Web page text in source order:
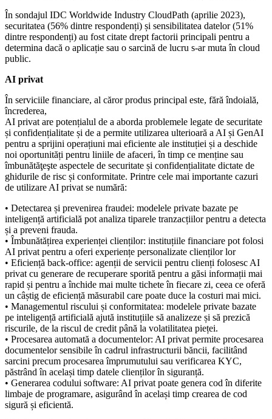
În sondajul IDC Worldwide Industry CloudPath (aprilie 2023),
securitatea (56% dintre respondenți) și sensibilitatea datelor (51%
dintre respondenți) au fost citate drept factorii principali pentru a
determina dacă o aplicație sau o sarcină de lucru s-ar muta în cloud
public.
AI privat
În serviciile financiare, al căror produs principal este, fără îndoială,
încrederea,
AI privat are potențialul de a aborda problemele legate de securitate
și confidențialitate și de a permite utilizarea ulterioară a AI și GenAI
pentru a sprijini operațiuni mai eficiente ale instituției și a deschide
noi oportunități pentru liniile de afaceri, în timp ce menține sau
îmbunătăţeşte aspectele de securitate și confidențialitate dictate de
ghidurile de risc și conformitate. Printre cele mai importante cazuri
de utilizare AI privat se numără:
• Detectarea și prevenirea fraudei: modelele private bazate pe
inteligență artificială pot analiza tiparele tranzacțiilor pentru a detecta
și a preveni frauda.
• Îmbunătățirea experienței clienților: instituțiile financiare pot folosi
AI privat pentru a oferi experiențe personalizate clienților lor
• Eficiență back-office: agenții de servicii pentru clienți folosesc AI
privat cu generare de recuperare sporită pentru a găsi informații mai
rapid și pentru a închide mai multe tichete în fiecare zi, ceea ce oferă
un câștig de eficiență măsurabil care poate duce la costuri mai mici.
• Managementul riscului și conformitatea: modelele private bazate
pe inteligență artificială ajută instituțiile să analizeze și să prezică
riscurile, de la riscul de credit până la volatilitatea pieței.
• Procesarea automată a documentelor: AI privat permite procesarea
documentelor sensibile în cadrul infrastructurii băncii, facilitând
sarcini precum procesarea împrumutului sau verificarea KYC,
păstrând în același timp datele clienților în siguranță.
• Generarea codului software: AI privat poate genera cod în diferite
limbaje de programare, asigurând în același timp crearea de cod
sigură și eficientă.